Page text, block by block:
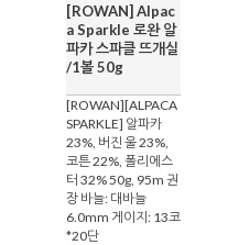
[ROWAN] Alpac
a Sparkle 로완 알
파카 스파클 뜨개실
/1볼 50g
[ROWAN][ALPACA
SPARKLE] 알파카
23%, 버진 울 23%,
코튼 22%, 폴리에스
터 32% 50g, 95m 권
장 바늘: 대바늘
6.0mm 게이지: 13코
*20단